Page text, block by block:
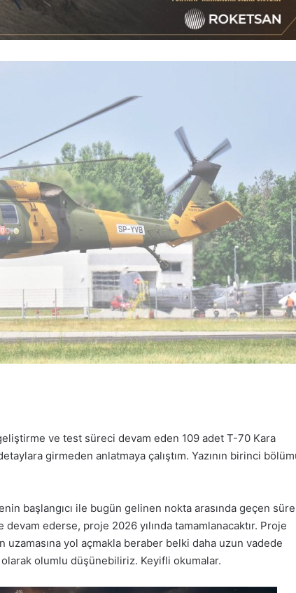
ve test süreci devam eden 109 adet T-70 Kara
girmeden anlatmaya çalıştım. Yazının birinci
başlangıcı ile bugün gelinen nokta arasında geçen süre
devam ederse, proje 2026 yılında tamamlanacaktır. Proje
yol açmakla beraber belki daha uzun vadede
olumlu düşünebiliriz. Keyifli okumalar.